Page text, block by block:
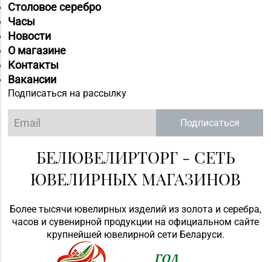
Столовое серебро
Часы
Новости
О магазине
Контакты
Вакансии
Подписаться на рассылку
Подписаться
БЕЛЮВЕЛИРТОРГ - СЕТЬ
ЮВЕЛИРНЫХ МАГАЗИНОВ
Более тысячи ювелирных изделий из золота и серебра,
часов и сувенирной продукции на официальном сайте
крупнейшей ювелирной сети Беларуси.